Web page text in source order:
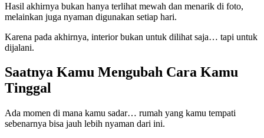
Hasil akhirnya bukan hanya terlihat mewah dan menarik di foto,
melainkan juga nyaman digunakan setiap hari.
Karena pada akhirnya, interior bukan untuk dilihat saja… tapi untuk
dijalani.
Saatnya Kamu Mengubah Cara Kamu
Tinggal
Ada momen di mana kamu sadar… rumah yang kamu tempati
sebenarnya bisa jauh lebih nyaman dari ini.